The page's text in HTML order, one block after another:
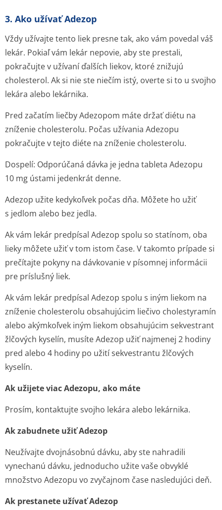
3. Ako užívať Adezop
Vždy užívajte tento liek presne tak, ako vám povedal váš
lekár. Pokiaľ vám lekár nepovie, aby ste prestali,
pokračujte v užívaní ďalších liekov, ktoré znižujú
cholesterol. Ak si nie ste niečím istý, overte si to u svojho
lekára alebo lekárnika.
Pred začatím liečby Adezopom máte držať diétu na
zníženie cholesterolu. Počas užívania Adezopu
pokračujte v tejto diéte na zníženie cholesterolu.
Dospelí: Odporúčaná dávka je jedna tableta Adezopu
10 mg ústami jedenkrát denne.
Adezop užite kedykoľvek počas dňa. Môžete ho užiť
s jedlom alebo bez jedla.
Ak vám lekár predpísal Adezop spolu so statínom, oba
lieky môžete užiť v tom istom čase. V takomto prípade si
prečítajte pokyny na dávkovanie v písomnej informácii
pre príslušný liek.
Ak vám lekár predpísal Adezop spolu s iným liekom na
zníženie cholesterolu obsahujúcim liečivo cholestyramín
alebo akýmkoľvek iným liekom obsahujúcim sekvestrant
žlčových kyselín, musíte Adezop užiť najmenej 2 hodiny
pred alebo 4 hodiny po užití sekvestrantu žlčových
kyselín.
Ak užijete viac Adezopu, ako máte
Prosím, kontaktujte svojho lekára alebo lekárnika.
Ak zabudnete užiť Adezop
Neužívajte dvojnásobnú dávku, aby ste nahradili
vynechanú dávku, jednoducho užite vaše obvyklé
množstvo Adezopu vo zvyčajnom čase nasledujúci deň.
Ak prestanete užívať Adezop